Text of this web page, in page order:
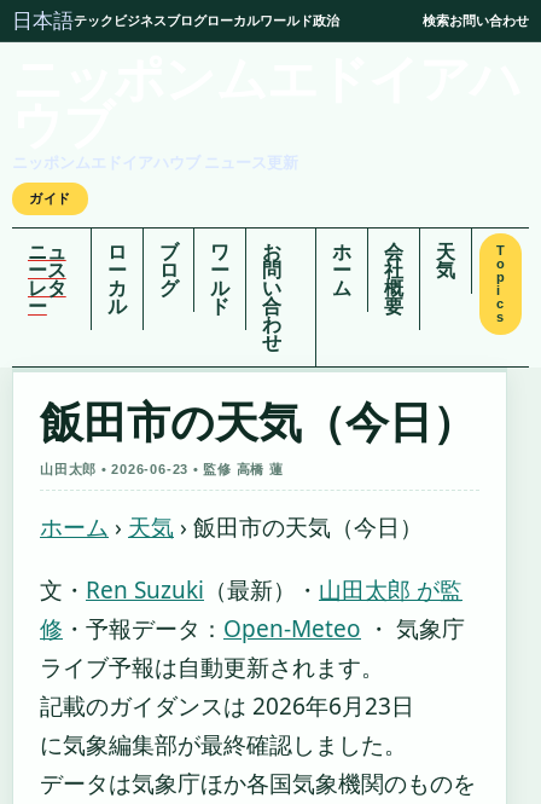
日本語テック ビジネスブログローカルワールド政治 検索お問い合わせ
ニッポンムエドイアハウブ ニュース更新
ガイド
ニュ
ース
レタ
ー
ロ
ー
カ
ル
ブ
ロ
グ
ワ
ー
ル
ド
お
問
い
合
わ
せ
ホ
ー
ム
会
社
概
要
天
気
T
o
p
i
c
s
飯田市の天気（今日）
山田太郎 • 2026-06-23 • 監修 高橋 蓮
ホーム › 天気 › 飯田市の天気（今日）
文・ Ren Suzuki （最新） ・ 山田太郎 が監
修 ・ 予報データ： Open-Meteo ・ 気象庁
ライブ予報は自動更新されます。
記載のガイダンスは 2026年6月23日
に気象編集部が最終確認しました。
データは気象庁ほか各国気象機関のものを